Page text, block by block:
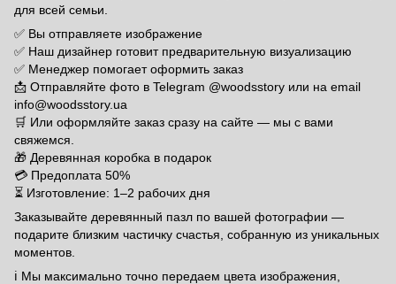
для всей семьи.
✅ Вы отправляете изображение
✅ Наш дизайнер готовит предварительную визуализацию
✅ Менеджер помогает оформить заказ
📩 Отправляйте фото в Telegram @woodsstory или на email
info@woodsstory.ua
🛒 Или оформляйте заказ сразу на сайте — мы с вами
свяжемся.
🎁 Деревянная коробка в подарок
💳 Предоплата 50%
⏳ Изготовление: 1–2 рабочих дня
Заказывайте деревянный пазл по вашей фотографии —
подарите близким частичку счастья, собранную из уникальных
моментов.
ℹ️ Мы максимально точно передаем цвета изображения,